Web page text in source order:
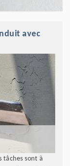
avec
tâches sont à